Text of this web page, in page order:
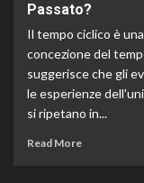
Passato?
Il tempo ciclico è una
concezione del
suggerisce che gli
le esperienze
si ripetano in...
Read More